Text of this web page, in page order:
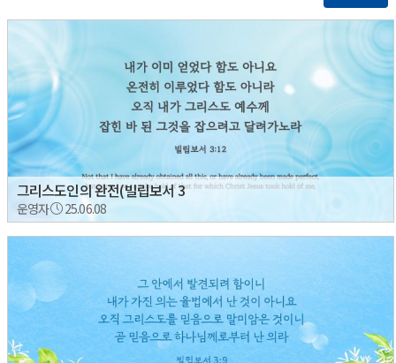
그리스도인의 완전(빌립보서 3
운영자 25.06.08